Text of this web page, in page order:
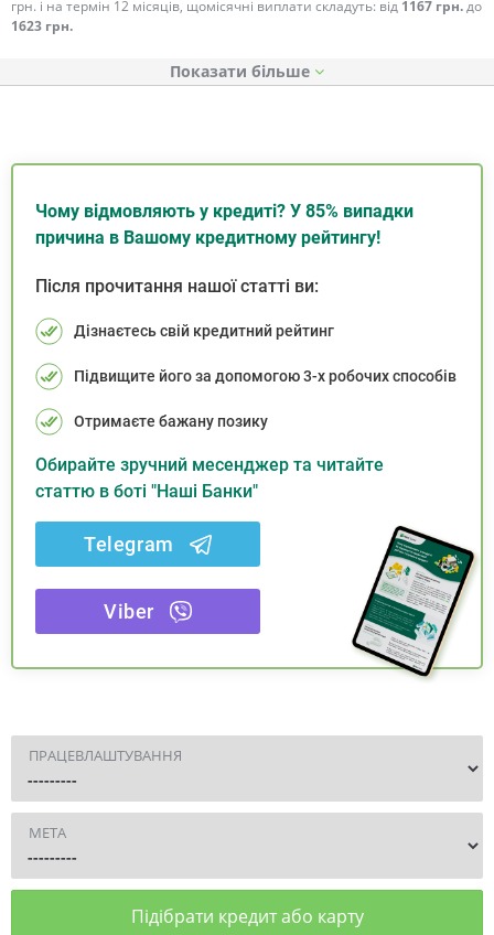
грн. і на термін 12 місяців, щомісячні виплати складуть: від 1167 грн.до
1623 грн.
Показати
Чому відмовляють у кредиті? У 85% випадки
причина в Вашому кредитному рейтингу!
Після прочитання нашої статті ви:
Дізнаєтесь свій кредитний рейтинг
Підвищите його за допомогою 3-х робочих способів
Отримаєте бажану позику
Обирайте зручний месенджер та читайте
статтю в боті "Наші Банки"
Telegram
Viber
ПРАЦЕВЛАШТУВАННЯ
МЕТА
Підібрати кредит або карту